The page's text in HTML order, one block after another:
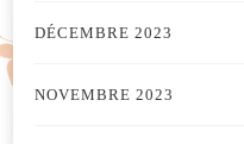
DÉCEMBRE 2023
NOVEMBRE 2023